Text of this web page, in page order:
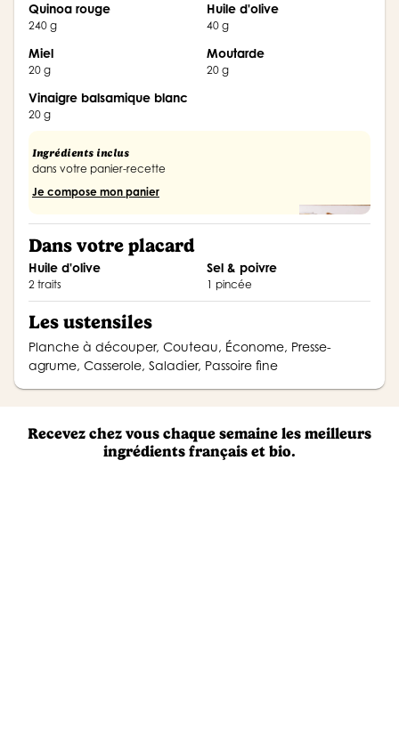
Quinoa rouge
240 g
Huile d'olive
40 g
Miel
20 g
Moutarde
20 g
Vinaigre balsamique blanc
20 g
Ingrédients inclus
dans votre panier-recette
Je compose mon panier
Dans votre placard
Huile d'olive
2 traits
Sel & poivre
1 pincée
Les ustensiles
Planche à découper, Couteau, Économe, Presse-
agrume, Casserole, Saladier, Passoire fine
Recevez chez vous chaque semaine les meilleurs
ingrédients français et bio.